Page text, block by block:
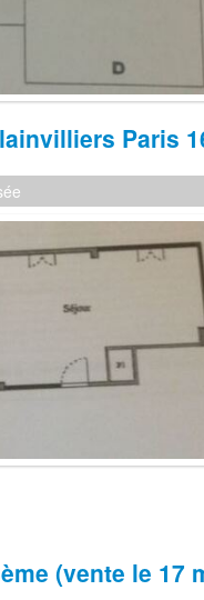
Paris
(vente le 17